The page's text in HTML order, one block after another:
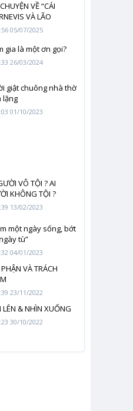
VỀ “CÁI
VÀ LÃO
05/07/2025
gia là một ơn gọi?
26/03/2024
giật chuông nhà thờ
lặng
01/10/2023
VÔ TỘI ? AI
KHÔNG TỘI ?
13/02/2023
một ngày sống, bớt
tù”
04/01/2023
VÀ TRÁCH
23/11/2022
LÊN & NHÌN XUỐNG
30/10/2022